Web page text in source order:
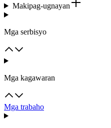
Makipag-ugnayan
Mga serbisyo
Mga kagawaran
Mga trabaho